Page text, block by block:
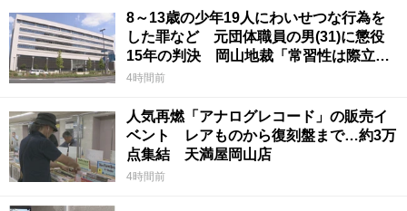
8～13歳の少年19人にわいせつな行為を
した罪など 元団体職員の男(31)に懲役
15年の判決 岡山地裁「常習性は際立っ
ていて被害結果も非常に重い」
4時間前
人気再燃「アナログレコード」の販売イ
ベント レアものから復刻盤まで…約3万
点集結 天満屋岡山店
4時間前